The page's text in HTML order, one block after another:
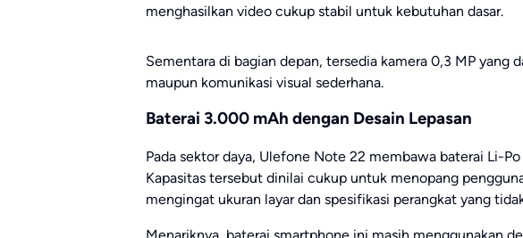
menghasilkan video cukup stabil untuk kebutuhan dasar.
Sementara di bagian depan, tersedia kamera 0,3 MP yang
maupun komunikasi visual sederhana.
Baterai 3.000 mAh dengan Desain Lepasan
Pada sektor daya, Ulefone Note 22 membawa baterai Li-
Kapasitas tersebut dinilai cukup untuk menopang
mengingat ukuran layar dan spesifikasi perangkat yang
Menariknya, baterai smartphone ini masih menggunakan